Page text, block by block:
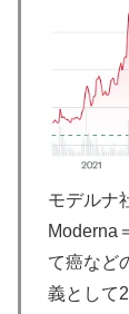
モデルナ
Moderna
て癌など
義として